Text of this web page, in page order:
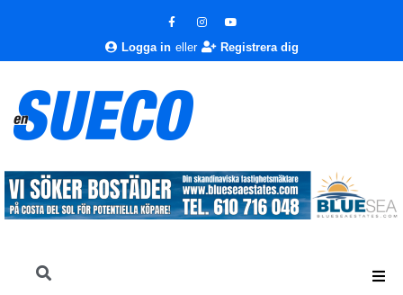
Logga in eller Registrera dig